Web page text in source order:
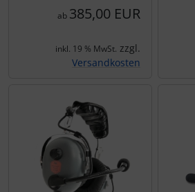
ab 385,00 EUR
inkl. 19 % MwSt. zzgl.
Versandkosten